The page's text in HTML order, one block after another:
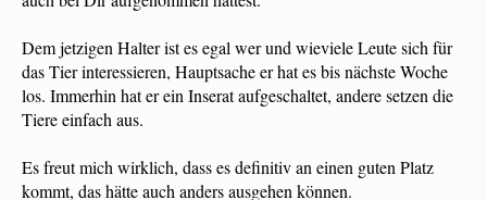
Dem jetzigen Halter ist es egal wer und wieviele Leute sich für
das Tier interessieren, Hauptsache er hat es bis nächste Woche
los. Immerhin hat er ein Inserat aufgeschaltet, andere setzen die
Tiere einfach aus.
Es freut mich wirklich, dass es definitiv an einen guten Platz
kommt, das hätte auch anders ausgehen können.